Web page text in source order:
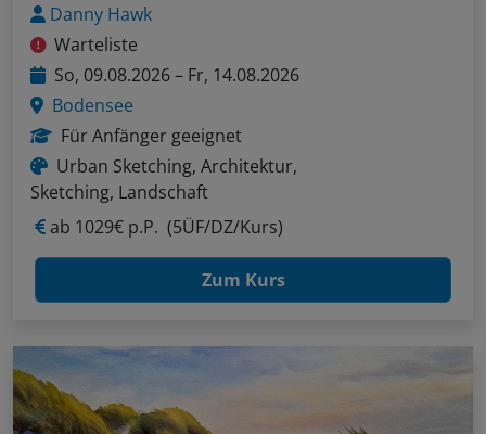
Danny Hawk
Warteliste
So, 09.08.2026 – Fr, 14.08.2026
Bodensee
Für Anfänger geeignet
Urban Sketching, Architektur,
Sketching, Landschaft
ab 1029€ p.P. (5ÜF/DZ/Kurs)
Zum Kurs